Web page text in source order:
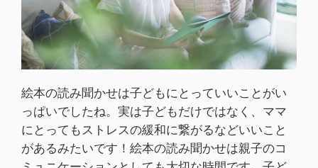
絵本の読み聞かせは子どもにとっていいことがい
っぱいでしたね。実は子どもだけではなく、ママ
にとってもストレスの緩和に繋がるなどいいこと
があるみたいです！絵本の読み聞かせは親子のコ